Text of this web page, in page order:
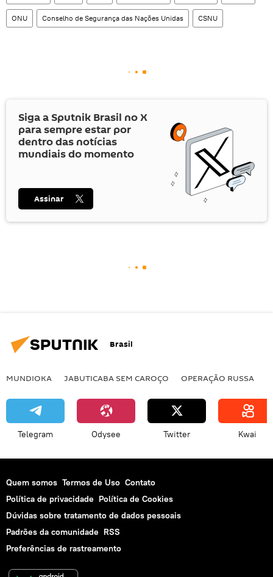
ONU Conselho de Segurança das Nações Unidas CSNU
Siga a Sputnik Brasil noX
para sempre estar por
dentro das notícias
mundiais do momento
Assinar
Brasil
MUNDIOKA JABUTICABA SEM CAROÇO OPERAÇÃO RUSSA
Telegram Odysee Twitter Kwai
Quem somos Termos de Uso Contato
Política de privacidade Política de Cookies
Dúvidas sobre tratamento de dados pessoais
Padrões da comunidade RSS
Preferências de rastreamento